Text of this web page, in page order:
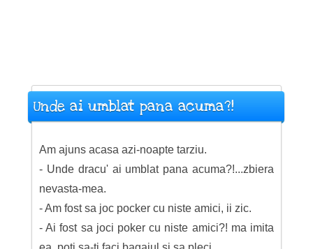
Unde ai umblat pana acuma?!
Am ajuns acasa azi-noapte tarziu.
- Unde dracu' ai umblat pana acuma?!...zbiera
nevasta-mea.
- Am fost sa joc pocker cu niste amici, ii zic.
- Ai fost sa joci poker cu niste amici?! ma imita